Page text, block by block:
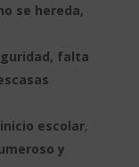
se hereda,
falta
escolar,
y